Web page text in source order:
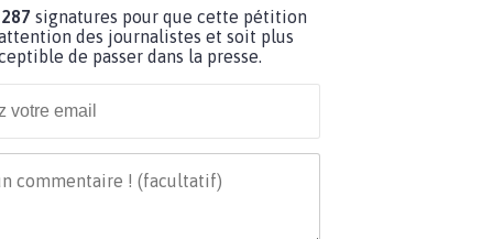
signatures pour que cette pétition
des journalistes et soit plus
de passer dans la presse.